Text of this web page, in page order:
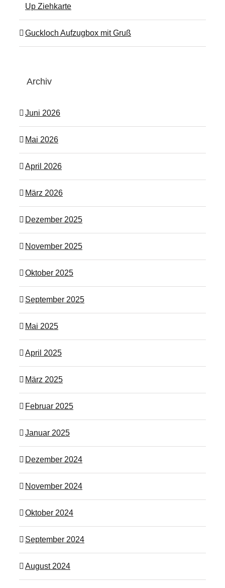
Up Ziehkarte
Guckloch Aufzugbox mit Gruß
Archiv
Juni 2026
Mai 2026
April 2026
März 2026
Dezember 2025
November 2025
Oktober 2025
September 2025
Mai 2025
April 2025
März 2025
Februar 2025
Januar 2025
Dezember 2024
November 2024
Oktober 2024
September 2024
August 2024